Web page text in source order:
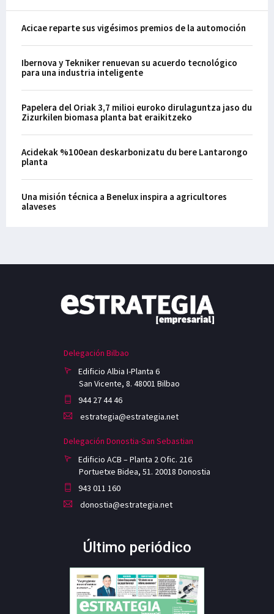
Acicae reparte sus vigésimos premios de la automoción
Ibernova y Tekniker renuevan su acuerdo tecnológico
para una industria inteligente
Papelera del Oriak 3,7 milioi euroko dirulaguntza jaso du
Zizurkilen biomasa planta bat eraikitzeko
Acidekak %100ean deskarbonizatu du bere Lantarongo
planta
Una misión técnica a Benelux inspira a agricultores
alaveses
Delegación Bilbao
Edificio Albia I-Planta 6
San Vicente, 8. 48001 Bilbao
944 27 44 46
estrategia@estrategia.net
Delegación Donostia-San Sebastian
Edificio ACB – Planta 2 Ofic. 216
Portuetxe Bidea, 51. 20018 Donostia
943 011 160
donostia@estrategia.net
Último periódico